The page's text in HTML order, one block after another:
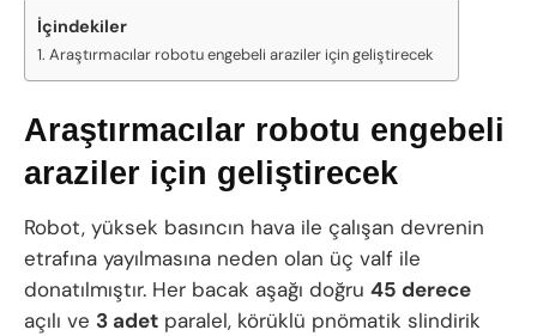
İçindekiler
Araştırmacılar robotu engebeli araziler için geliştirecek
Araştırmacılar robotu engebeli
araziler için geliştirecek
Robot, yüksek basıncın hava ile çalışan devrenin
etrafına yayılmasına neden olan üç valf ile
donatılmıştır. Her bacak aşağı doğru 45 derece
açılı ve 3 adet paralel, körüklü pnömatik slindirik